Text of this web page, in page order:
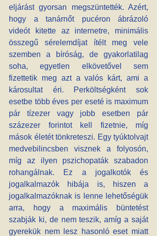
eljárást gyorsan megszüntették. Azért,
hogy a tanárnőt pucéron ábrázoló
videót kitette az internetre, minimális
összegű sérelemdíjat ítélt meg vele
szemben a bíróság, de gyakorlatilag
soha, egyetlen elkövetővel sem
fizettetik meg azt a valós kárt, ami a
károsultat éri. Perköltségként sok
esetbe több éves per eseté is maximum
pár tízezer vagy jobb esetben pár
százezer forintot kell fizetnie, míg
mások életét tönkreteszi. Egy tyúktolvajt
medvebilincsben visznek a folyosón,
míg az ilyen pszichopaták szabadon
rohangálnak. Ez a jogalkotók és
jogalkalmazók hibája is, hiszen a
jogalkalmazóknak is lenne lehetőségük
arra, hogy a maximális büntetést
szabják ki, de nem teszik, amíg a saját
gyerekük nem lesz hasonló eset miatt